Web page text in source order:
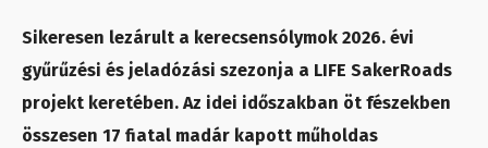
Sikeresen lezárult a kerecsensólymok 2026. évi
gyűrűzési és jeladózási szezonja a LIFE SakerRoads
projekt keretében. Az idei időszakban öt fészekben
összesen 17 fiatal madár kapott műholdas